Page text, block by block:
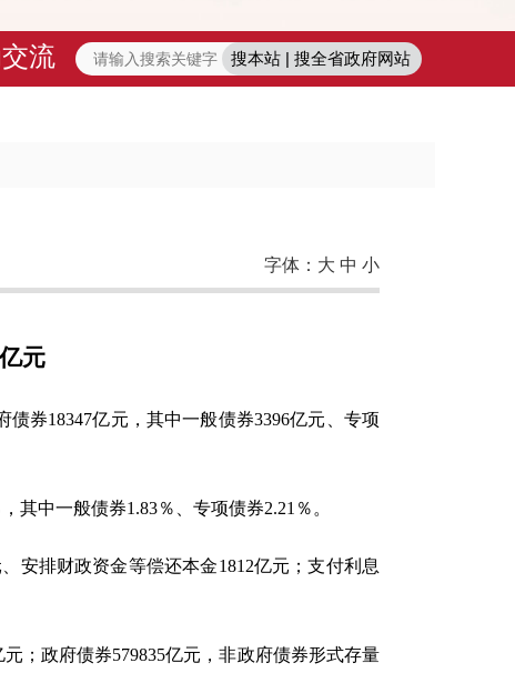
流
字体： 大 中 小
元
券18347亿元，其中一般债券3396亿元、专项
其中一般债券1.83％、专项债券2.21％。
安排财政资金等偿还本金1812亿元；支付利息
；政府债券579835亿元，非政府债券形式存量